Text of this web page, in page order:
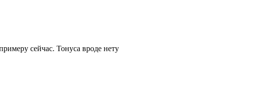
сейчас. Тонуса вроде нету